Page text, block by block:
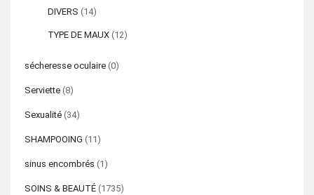
DIVERS (14)
TYPE DE MAUX (12)
sécheresse oculaire (0)
Serviette (8)
Sexualité (34)
SHAMPOOING (11)
sinus encombrés (1)
SOINS & BEAUTÉ (1735)